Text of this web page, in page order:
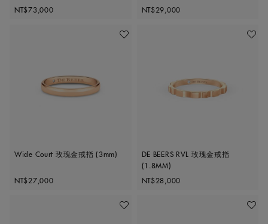
Original price
NT$73,000 Original price
NT$29,000
加入喜愛清單
Wide Court 玫瑰金戒指 (3mm)
Original price
NT$27,000
加入喜
DE BEERS RVL 玫瑰金戒指
(1.8MM)
Original price
NT$28,000
加入喜愛清單 加入喜